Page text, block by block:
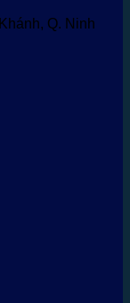
Q. Ninh